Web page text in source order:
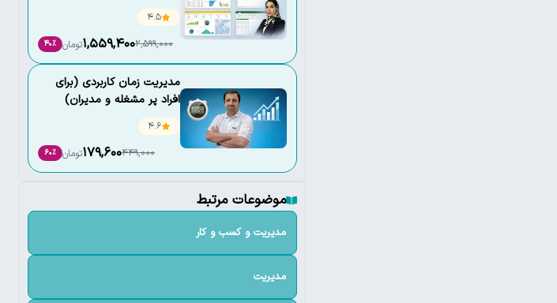
4.5
2,599,000
1,559,400تومان 40٪
مدیریت زمان کاربردی (برای
افراد پر مشغله و مدیران)
4.6
449,000
179,600تومان 60٪
موضوعات مرتبط
مدیریت و کسب و کار
مدیریت